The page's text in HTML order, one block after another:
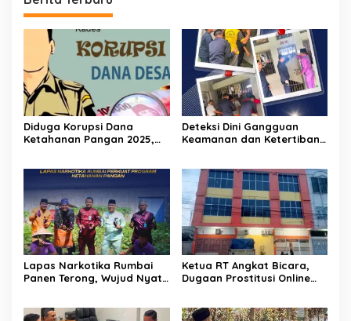
Diduga Korupsi Dana
Ketahanan Pangan 2025,
Deteksi Dini Gangguan
Keamanan dan Ketertiban,
Hunian
Lapas Narkotika Rumbai
Panen Terong, Wujud Nyata
Ketua RT Angkat Bicara,
Dugaan Prostitusi Online